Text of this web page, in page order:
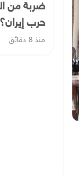
ضربة من
حرب إيران؟
منذ 8 دقائق